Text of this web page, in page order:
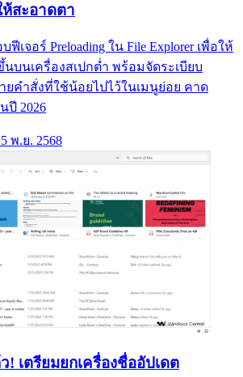
สะอาดตา
เจอร์ Preloading ใน File Explorer เพื่อให้
นบนเครื่องสเปกต่ำ พร้อมจัดระเบียบ
ายคำสั่งที่ใช้น้อยไปไว้ในเมนูย่อย คาด
ปี 2026
พ.ย. 2568
! เตรียมยกเครื่องชื่ออัปเดต